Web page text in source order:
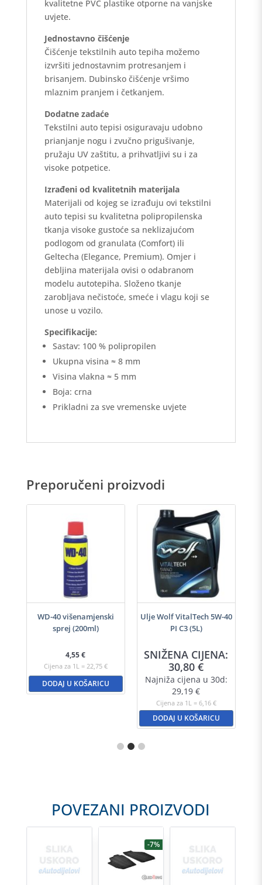
kvalitetne PVC plastike otporne na vanjske
uvjete.
Jednostavno čišćenje
Čišćenje tekstilnih auto tepiha možemo
izvršiti jednostavnim protresanjem i
brisanjem. Dubinsko čišćenje vršimo
mlaznim pranjem i četkanjem.
Dodatne zadaće
Tekstilni auto tepisi osiguravaju udobno
prianjanje nogu i zvučno prigušivanje,
pružaju UV zaštitu, a prihvatljivi su i za
visoke potpetice.
Izrađeni od kvalitetnih materijala
Materijali od kojeg se izrađuju ovi tekstilni
auto tepisi su kvalitetna polipropilenska
tkanja visoke gustoće sa neklizajućom
podlogom od granulata (Comfort) ili
Geltecha (Elegance, Premium). Omjer i
debljina materijala ovisi o odabranom
modelu autotepiha. Složeno tkanje
zarobljava nečistoće, smeće i vlagu koji se
unose u vozilo.
Specifikacije:
Sastav: 100 % polipropilen
Ukupna visina ≈ 8 mm
Visina vlakna ≈ 5 mm
Boja: crna
Prikladni za sve vremenske uvjete
Preporučeni proizvodi
WD-40 višenamjenski
sprej (200ml)
4,55€
Cijena za 1L = 22,75 €
DODAJ U KOŠARICU
Ulje Wolf VitalTech 5W-40
PI C3 (5L)
SNIŽENA CIJENA:
30,80€
Najniža cijena u 30d:
29,19€
Cijena za 1L = 6,16 €
DODAJ U KOŠARICU
POVEZANI PROIZVODI
-7%